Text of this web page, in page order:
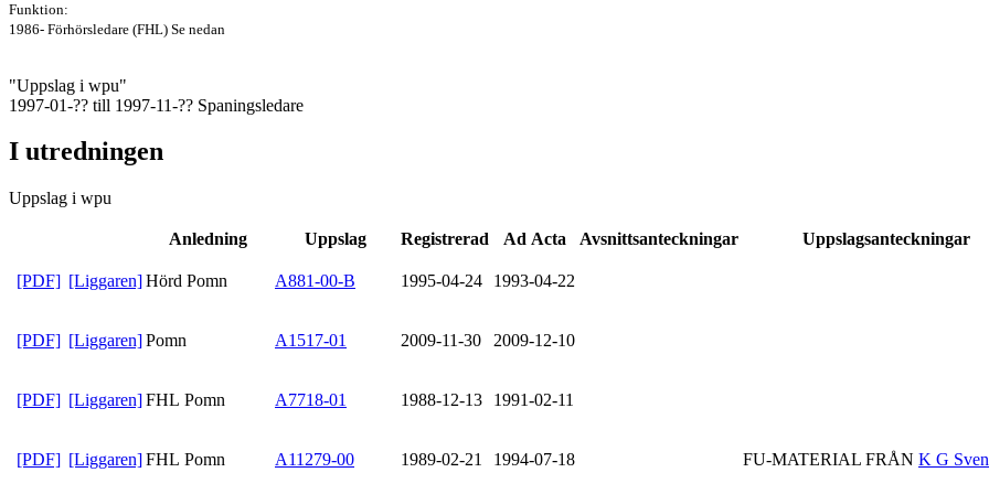
Funktion:
1986- Förhörsledare (FHL) Se nedan
"Uppslag i wpu"
1997-01-?? till 1997-11-?? Spaningsledare
I utredningen
Uppslag i wpu
Anledning Uppslag Registrerad Ad Acta Avsnittsanteckningar Uppslagsanteckningar
[PDF] [Liggaren]Hörd Pomn A881-00-B 1995-04-24 1993-04-22
[PDF] [Liggaren]Pomn A1517-01 2009-11-30 2009-12-10
[PDF] [Liggaren]FHL Pomn A7718-01 1988-12-13 1991-02-11
[PDF] [Liggaren]FHL Pomn A11279-00 1989-02-21 1994-07-18 FU-MATERIAL FRÅN K G